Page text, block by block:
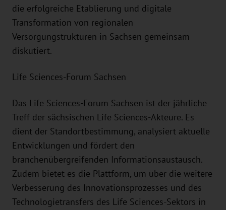
die erfolgreiche Etablierung und digitale
Transformation von regionalen
Versorgungstrukturen in Sachsen gemeinsam
diskutiert.
Life Sciences-Forum Sachsen
Das Life Sciences-Forum Sachsen ist der jährliche
Treff der sächsischen Life Sciences-Akteure. Es
dient der Standortbestimmung, analysiert aktuelle
Entwicklungen und fördert den
branchenübergreifenden Informationsaustausch.
Zudem bietet es die Plattform, um über die weitere
Verbesserung des Innovationsprozesses und des
Technologietransfers des Life Sciences-Sektors in